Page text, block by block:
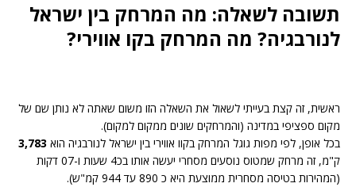
תשובה לשאלה: מה המרחק בין ישראל
לנורבגיה? מה המרחק בקו אווירי?
ראשית, זה קצת בעייתי לשאול את השאלה הזו משום שאתה לא נותן שם של
מקום ספציפי במדינה (והמרחקים שונים ממקום למקום).
בכל אופן, לפי מפות גוגל המרחק בקוו אווירי בין ישראל לנורבגיה הוא 3,783
ק"מ, זה מרחק שמטוס נוסעים מסחרי יעשה אותו בכ4 שעות ו-07 דקות
(המהירות בטיסה מסחרית ממוצעת היא כ 890 עד 944 קמ"ש).